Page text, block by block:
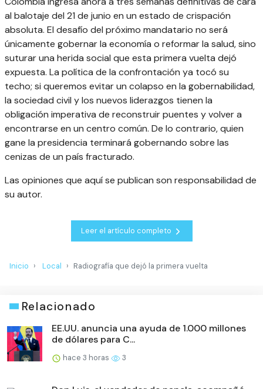
al balotaje del 21 de junio en un estado de crispación
absoluta. El desafío del próximo mandatario no será
únicamente gobernar la economía o reformar la salud, sino
suturar una herida social que esta primera vuelta dejó
expuesta. La política de la confrontación ya tocó su
techo; si queremos evitar un colapso en la gobernabilidad,
la sociedad civil y los nuevos liderazgos tienen la
obligación imperativa de reconstruir puentes y volver a
encontrarse en un centro común. De lo contrario, quien
gane la presidencia terminará gobernando sobre las
cenizas de un país fracturado.
Las opiniones que aquí se publican son responsabilidad de
su autor.
Leer el artículo completo
Inicio Local Radiografía que dejó la primera vuelta
Relacionado
EE.UU. anuncia una ayuda de 1.000 millones
de dólares para C...
hace 3 horas 3